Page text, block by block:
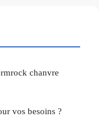
chanvre
vos besoins ?